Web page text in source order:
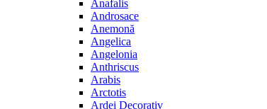
Anafalis
Androsace
Anemonă
Angelica
Angelonia
Anthriscus
Arabis
Arctotis
Ardei Decorativ